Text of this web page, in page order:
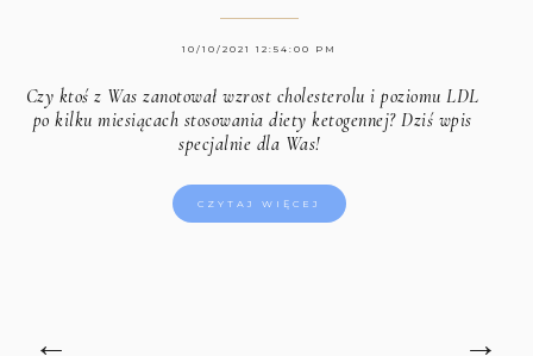
10/10/2021 12:54:00 PM
Czy ktoś z Was zanotował wzrost cholesterolu i poziomu LDL
po kilku miesiącach stosowania diety ketogennej? Dziś wpis
specjalnie dla Was!
CZYTAJ WIĘCEJ
← →